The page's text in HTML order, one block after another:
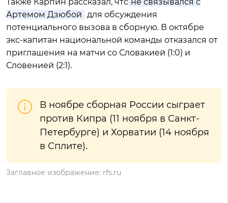
Артемом Дзюбой для обсуждения
потенциального вызова в сборную. В октябре
экс-капитан национальной команды отказался от
приглашения на матчи со Словакией (1:0) и
Словенией (2:1).
В ноябре сборная России сыграет
против Кипра (11 ноября в Санкт-
Петербурге) и Хорватии (14 ноября
в Сплите).
Заглавное изображение: rfs.ru